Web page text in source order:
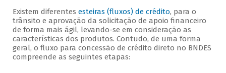
Existem diferentes esteiras (fluxos) de crédito, para o
trânsito e aprovação da solicitação de apoio financeiro
de forma mais ágil, levando-se em consideração as
características dos produtos. Contudo, de uma forma
geral, o fluxo para concessão de crédito direto no BNDES
compreende as seguintes etapas: